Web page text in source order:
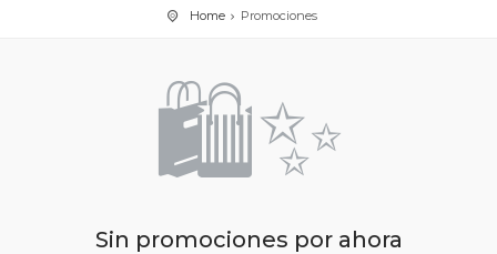
Home Promociones
🛍️✨
Sin promociones por ahora